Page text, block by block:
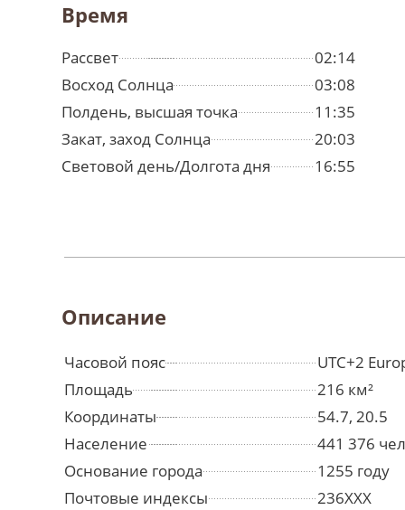
Время
Рассвет
02:14
Восход Солнца
03:08
Полдень, высшая точка
11:35
Закат, заход Солнца
20:03
Световой день/Долгота дня
16:55
Описание
Часовой пояс
UTC+2
Площадь
216 км²
Координаты
54.7, 20.5
Население
441 376
Основание города
1255 году
Почтовые индексы
236ХХХ